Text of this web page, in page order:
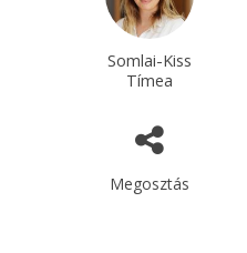
Somlai-Kiss
Tímea
Megosztás